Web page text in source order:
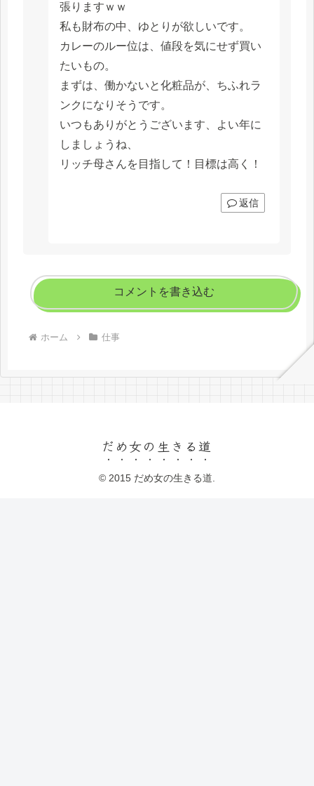
張りますｗｗ
私も財布の中、ゆとりが欲しいです。
カレーのルー位は、値段を気にせず買い
たいもの。
まずは、働かないと化粧品が、ちふれラ
ンクになりそうです。
いつもありがとうございます、よい年に
しましょうね、
リッチ母さんを目指して！目標は高く！
返信
コメントを書き込む
ホーム 仕事
だめ女の生きる道
© 2015 だめ女の生きる道.